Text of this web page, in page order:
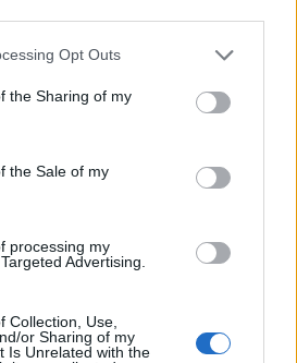
Opt Outs
the Sharing of my
the Sale of my
processing my
Advertising.
Collection, Use,
or Sharing of my
Is Unrelated with the
Emiliano